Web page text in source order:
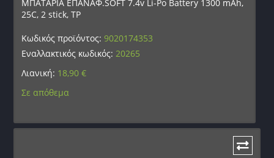
ΜΠΑΤΑΡΙΑ ΕΠΑΝΑΦ.SOFT 7.4v Li-Po Battery 1300 mAh,
25C, 2 stick, TP
Κωδικός προϊόντος:9020174353
Εναλλακτικός κωδικός:20265
Λιανική: 18,90€
Σε απόθεμα